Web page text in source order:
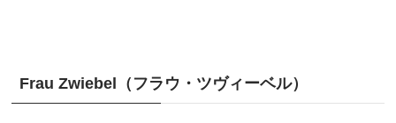
Frau Zwiebel（フラウ・ツヴィーベル）